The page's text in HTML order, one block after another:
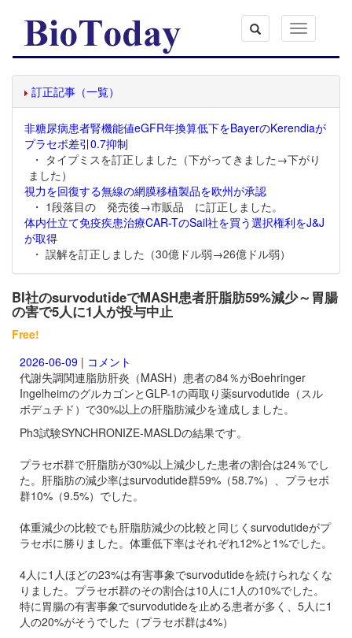
Toggle
navigation
訂正記事（一覧）
非糖尿病患者腎機能値eGFR年換算低下をBayerのKerendiaが
プラセボ差引0.7抑制
・ タイプミスを訂正しました（下がってきました→下がり
ました）
視力を回復する無線の網膜移植製品を欧州が承認
・ 1段落目の 発売後→市販品 に訂正しました。
体内仕立て免疫疾患治療CAR-TのSail社を買う選択権利をJ&J
が取得
・ 誤解を訂正しました（30億ドル弱→26億ドル弱）
BI社のsurvodutideでMASH患者肝脂肪59%減少～胃腸
の害で5人に1人が投与中止
Free!
2026-06-09 | コメント
代謝失調関連脂肪肝炎（MASH）患者の84％がBoehringer
IngelheimのグルカゴンとGLP-1の両取り薬survodutide（スル
ボデュチド）で30%以上の肝脂肪減少を達成しました。
Ph3試験SYNCHRONIZE-MASLDの結果です。
プラセボ群で肝脂肪が30%以上減少した患者の割合は24％でし
た。肝脂肪の減少率はsurvodutide群59%（58.7%）、プラセボ
群10%（9.5%）でした。
体重減少の比較でも肝脂肪減少の比較と同じく survodutideがプ
ラセボに勝りました。体重低下率はそれぞれ12%と1%でした。
4人に1人ほどの23%は有害事象でsurvodutideを続けられなくな
りました。プラセボ群のその割合は10人に1人の10%でした。
特に胃腸の有害事象でsurvodutideを止める患者が多く、5人に1
人の20%がそうでした（プラセボ群は4%）